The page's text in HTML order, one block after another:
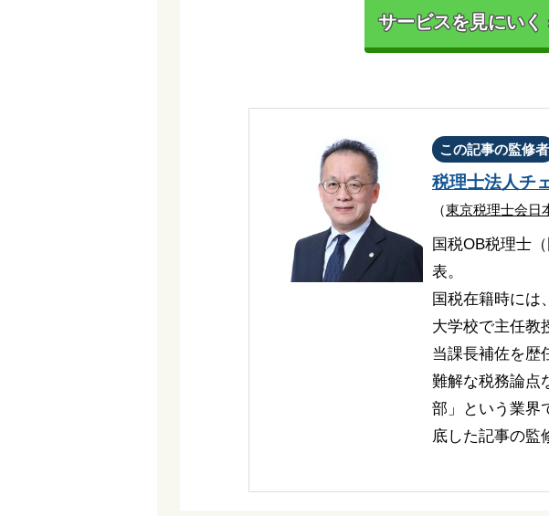
サービスを見にいく
この記事の監修者
税理士法人チ
（東京税理士会日
国税OB税理士
表。
国税在籍時には
大学校で主任教
当課長補佐を歴
難解な税務論点
部」という業界
底した記事の監